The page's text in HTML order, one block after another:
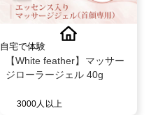
自宅で体験
【White feather】マッサー
ジローラージェル 40g
3000人以上